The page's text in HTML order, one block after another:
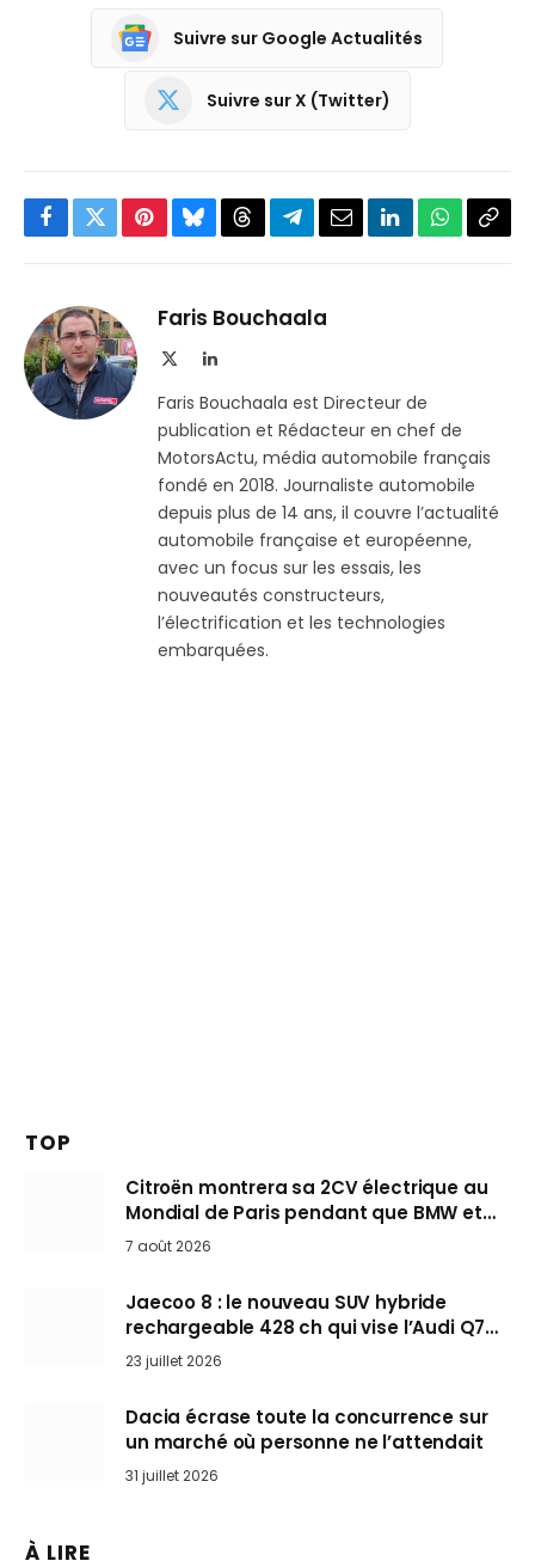
Suivre sur Google Actualités
Suivre sur X (Twitter)
Facebook
TwitterPinterestBlueskyThreadsPartager
Telegram
EmailLinkedInWhatsApp
Faris Bouchaala
LinkedIn
Faris Bouchaala est Directeur de
publication et Rédacteur en chef de
MotorsActu, média automobile français
fondé en 2018. Journaliste automobile
depuis plus de 14 ans, il couvre l’actualité
automobile française et européenne,
avec un focus sur les essais, les
nouveautés constructeurs,
l’électrification et les technologies
embarquées.
TOP
Citroën montrera sa 2CV électrique au
Mondial de Paris pendant que BMW et
Mini désertent le salon
7 août 2026
Jaecoo 8 : le nouveau SUV hybride
rechargeable 428 ch qui vise l’Audi Q7
arrive en Europe cet automne
23 juillet 2026
Dacia écrase toute la concurrence sur
un marché où personne ne l’attendait
31 juillet 2026
À LIRE